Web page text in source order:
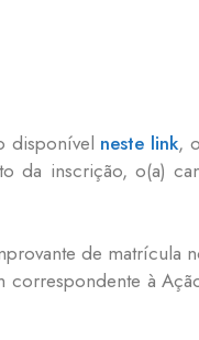
disponível neste link,
inscrição, o(a)
de matrícula
à